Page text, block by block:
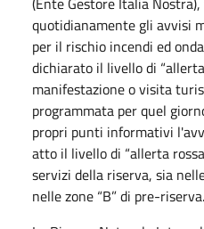
quotidianamente gli avvisi
per il rischio incendi ed
dichiarato il livello di
manifestazione o visita
programmata per quel
propri punti informativi
atto il livello di “allerta
servizi della riserva, sia
nelle zone “B” di pre-riserva.